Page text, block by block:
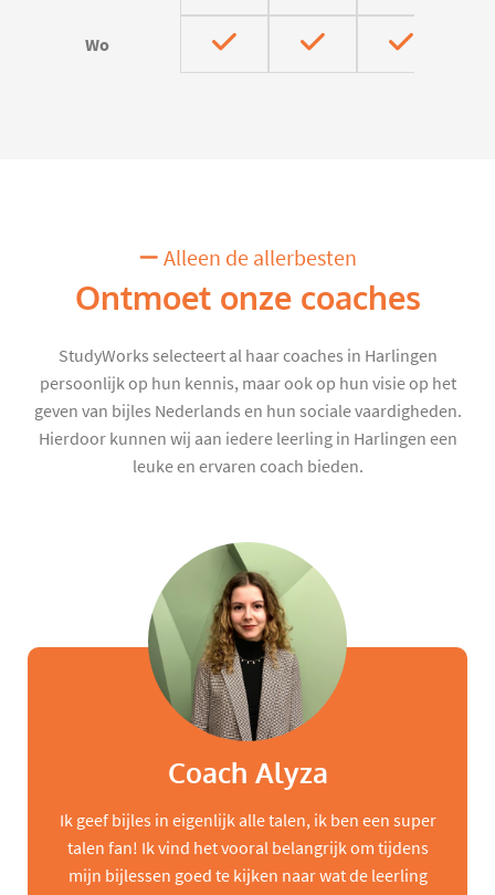
Wo
Alleen de allerbesten
Ontmoet onze coaches
StudyWorks selecteert al haar coaches in Harlingen
persoonlijk op hun kennis, maar ook op hun visie op het
geven van bijles Nederlands en hun sociale vaardigheden.
Hierdoor kunnen wij aan iedere leerling in Harlingen een
leuke en ervaren coach bieden.
Coach Alyza
Ik geef bijles in eigenlijk alle talen, ik ben een super
talen fan! Ik vind het vooral belangrijk om tijdens
mijn bijlessen goed te kijken naar wat de leerling